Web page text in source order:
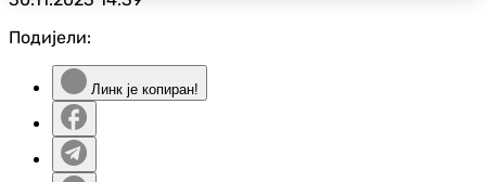
Подијели:
Линк је копиран!